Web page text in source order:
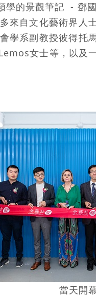
學的景觀筆記 - 鄧
來自文化藝術界人
學系副教授彼得托
女士等，以及
當天開